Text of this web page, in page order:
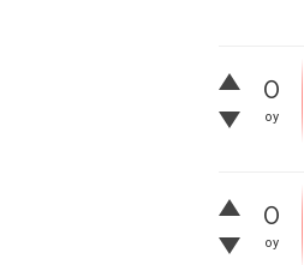
0
oy
0
oy